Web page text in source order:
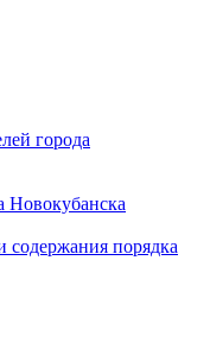
города
Новокубанска
содержания порядка